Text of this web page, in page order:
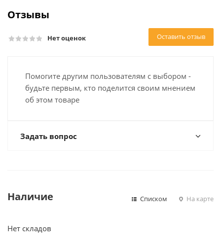
Отзывы
Нет оценок Оставить отзыв
Помогите другим пользователям с выбором -
будьте первым, кто поделится своим мнением
об этом товаре
Задать вопрос
Наличие Списком На карте
Нет складов